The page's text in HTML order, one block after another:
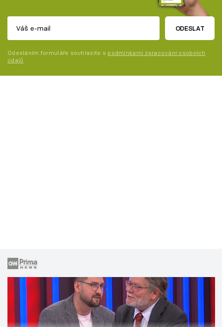
ODESLAT
Odesláním formuláře souhlasíte s podmínkami zpracování osobních
údajů